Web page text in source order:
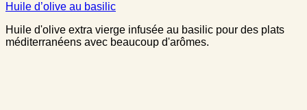
Huile d’olive au basilic
Huile d'olive extra vierge infusée au basilic pour des plats
méditerranéens avec beaucoup d'arômes.